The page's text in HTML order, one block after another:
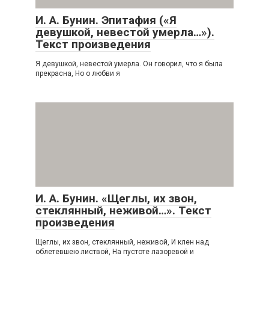
И. А. Бунин. Эпитафия («Я
девушкой, невестой умерла…»).
Текст произведения
Я девушкой, невестой умерла. Он говорил, что я была
прекрасна, Но о любви я
И. А. Бунин. «Щеглы, их звон,
стеклянный, неживой…». Текст
произведения
Щеглы, их звон, стеклянный, неживой, И клен над
облетевшею листвой, На пустоте лазоревой и